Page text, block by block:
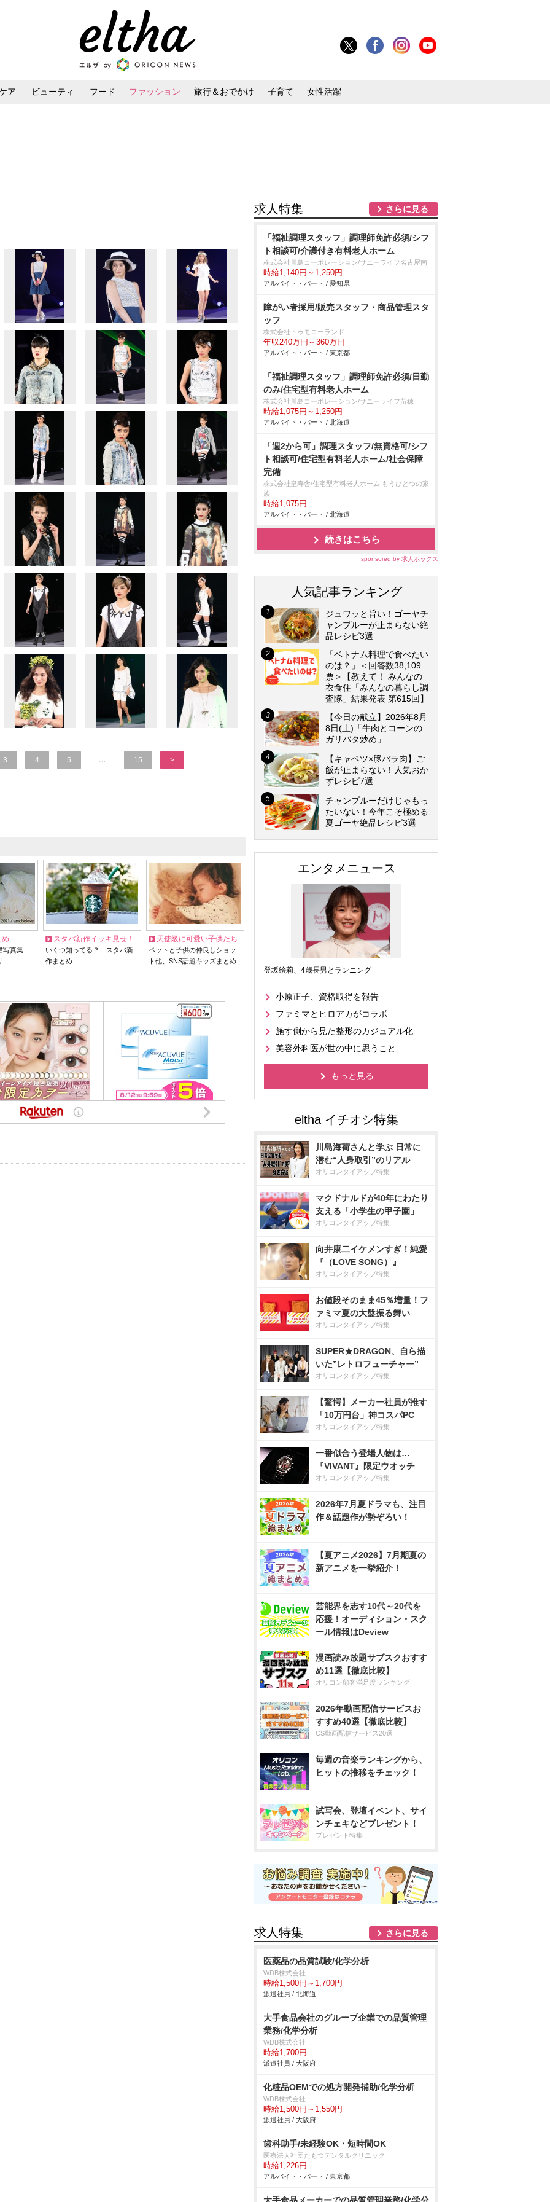
ア ビューティ フード ファッション 旅行＆おでかけ 子育て 女性活躍
3 4 5 … 15 >
め
写真集…
スタバ新作イッキ見せ！
いくつ知ってる？ スタバ新
作まとめ
天使級に可愛い子供たち
ペットと子供の仲良しショッ
ト他、SNS話題キッズまとめ
求人特集 さらに見る
「福祉調理スタッフ」調理師免許必須/シフ
ト相談可/介護付き有料老人ホーム
株式会社川島コーポレーション/サニーライフ名古屋南
時給1,140円～1,250円
アルバイト・パート / 愛知県
障がい者採用/販売スタッフ・商品管理スタ
ッフ
株式会社トゥモローランド
年収240万円～360万円
アルバイト・パート / 東京都
「福祉調理スタッフ」調理師免許必須/日勤
のみ/住宅型有料老人ホーム
株式会社川島コーポレーション/サニーライフ苗穂
時給1,075円～1,250円
アルバイト・パート / 北海道
「週2から可」調理スタッフ/無資格可/シフ
ト相談可/住宅型有料老人ホーム/社会保障
完備
株式会社皇寿舎/住宅型有料老人ホーム もうひとつの家
族
時給1,075円
アルバイト・パート / 北海道
続きはこちら
sponsored by 求人ボックス
人気記事ランキング
ジュワッと旨い！ゴーヤチ
ャンプルーが止まらない絶
品レシピ3選
「ベトナム料理で食べたい
のは？」＜回答数38,109
票＞【教えて！ みんなの
衣食住「みんなの暮らし調
査隊」結果発表 第615回】
【今日の献立】2026年8月
8日(土)「牛肉とコーンの
ガリバタ炒め」
【キャベツ×豚バラ肉】ご
飯が止まらない！人気おか
ずレシピ7選
チャンプルーだけじゃもっ
たいない！今年こそ極める
夏ゴーヤ絶品レシピ3選
エンタメニュース
登坂絵莉、4歳長男とランニング
小原正子、資格取得を報告
ファミマとヒロアカがコラボ
施す側から見た整形のカジュアル化
美容外科医が世の中に思うこと
もっと見る
川島海荷さんと学ぶ 日常に
潜む“人身取引”のリアル
オリコンタイアップ特集
マクドナルドが40年にわたり
支える「小学生の甲子園」
オリコンタイアップ特集
向井康二イケメンすぎ！純愛
『（LOVE SONG）』
オリコンタイアップ特集
お値段そのまま45％増量！フ
ァミマ夏の大盤振る舞い
オリコンタイアップ特集
SUPER★DRAGON、自ら描
いた”レトロフューチャー”
オリコンタイアップ特集
【驚愕】メーカー社員が推す
「10万円台」神コスパPC
オリコンタイアップ特集
一番似合う登場人物は…
『VIVANT』限定ウオッチ
オリコンタイアップ特集
2026年7月夏ドラマも、注目
作＆話題作が勢ぞろい！
【夏アニメ2026】7月期夏の
新アニメを一挙紹介！
芸能界を志す10代～20代を
応援！オーディション・スク
ール情報はDeview
漫画読み放題サブスクおすす
め11選【徹底比較】
オリコン顧客満足度ランキング
2026年動画配信サービスお
すすめ40選【徹底比較】
CS動画配信サービス20選
毎週の音楽ランキングから、
ヒットの推移をチェック！
試写会、登壇イベント、サイ
ンチェキなどプレゼント！
プレゼント特集
求人特集 さらに見る
医薬品の品質試験/化学分析
WDB株式会社
時給1,500円～1,700円
派遣社員 / 北海道
大手食品会社のグループ企業での品質管理
業務/化学分析
WDB株式会社
時給1,700円
派遣社員 / 大阪府
化粧品OEMでの処方開発補助/化学分析
WDB株式会社
時給1,500円～1,550円
派遣社員 / 大阪府
歯科助手/未経験OK・短時間OK
医療法人社団たもつデンタルクリニック
時給1,226円
アルバイト・パート / 東京都